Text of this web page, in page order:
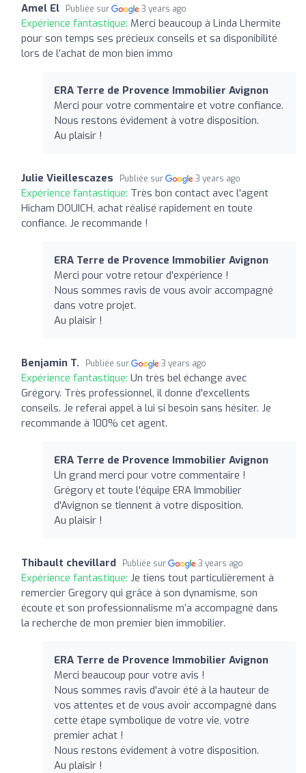
Amel El Publiée sur 3 years ago
Expérience fantastique: Merci beaucoup à Linda Lhermite
pour son temps ses précieux conseils et sa disponibilité
lors de l’achat de mon bien immo
ERA Terre de Provence Immobilier Avignon
Merci pour votre commentaire et votre confiance.
Nous restons évidement à votre disposition.
Au plaisir !
Julie Vieillescazes Publiée sur 3 years ago
Expérience fantastique: Très bon contact avec l'agent
Hicham DOUICH, achat réalisé rapidement en toute
confiance. Je recommande !
ERA Terre de Provence Immobilier Avignon
Merci pour votre retour d'expérience !
Nous sommes ravis de vous avoir accompagné
dans votre projet.
Au plaisir !
Benjamin T. Publiée sur 3 years ago
Expérience fantastique: Un très bel échange avec
Grégory. Très professionnel, il donne d'excellents
conseils. Je referai appel à lui si besoin sans hésiter. Je
recommande à 100% cet agent.
ERA Terre de Provence Immobilier Avignon
Un grand merci pour votre commentaire !
Grégory et toute l'équipe ERA Immobilier
d'Avignon se tiennent à votre disposition.
Au plaisir !
Thibault chevillard Publiée sur 3 years ago
Expérience fantastique: Je tiens tout particulièrement à
remercier Gregory qui grâce à son dynamisme, son
écoute et son professionnalisme m’a accompagné dans
la recherche de mon premier bien immobilier.
ERA Terre de Provence Immobilier Avignon
Merci beaucoup pour votre avis !
Nous sommes ravis d'avoir été à la hauteur de
vos attentes et de vous avoir accompagné dans
cette étape symbolique de votre vie, votre
premier achat !
Nous restons évidement à votre disposition.
Au plaisir !